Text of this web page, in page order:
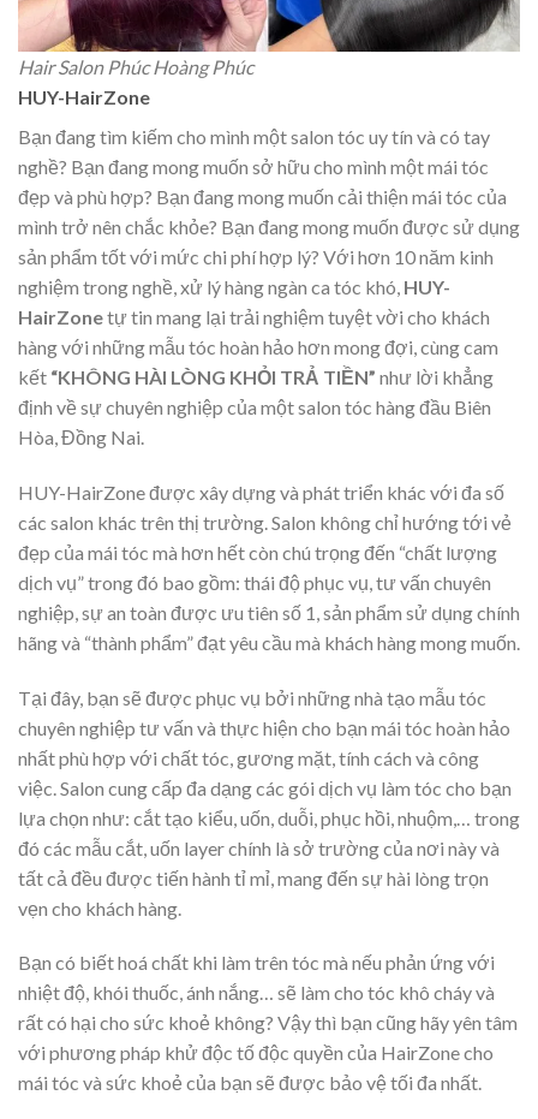
Hair Salon Phúc Hoàng Phúc
HUY-HairZone
Bạn đang tìm kiếm cho mình một salon tóc uy tín và có tay
nghề? Bạn đang mong muốn sở hữu cho mình một mái tóc
đẹp và phù hợp? Bạn đang mong muốn cải thiện mái tóc của
mình trở nên chắc khỏe? Bạn đang mong muốn được sử dụng
sản phẩm tốt với mức chi phí hợp lý? Với hơn 10 năm kinh
nghiệm trong nghề, xử lý hàng ngàn ca tóc khó, HUY-
HairZonetự tin mang lại trải nghiệm tuyệt vời cho khách
hàng với những mẫu tóc hoàn hảo hơn mong đợi, cùng cam
kết “KHÔNG HÀI LÒNG KHỎI TRẢ TIỀN” như lời khẳng
định về sự chuyên nghiệp của một salon tóc hàng đầu Biên
Hòa, Đồng Nai.
HUY-HairZone được xây dựng và phát triển khác với đa số
các salon khác trên thị trường. Salon không chỉ hướng tới vẻ
đẹp của mái tóc mà hơn hết còn chú trọng đến “chất lượng
dịch vụ” trong đó bao gồm: thái độ phục vụ, tư vấn chuyên
nghiệp, sự an toàn được ưu tiên số 1, sản phẩm sử dụng chính
hãng và “thành phẩm” đạt yêu cầu mà khách hàng mong muốn.
Tại đây, bạn sẽ được phục vụ bởi những nhà tạo mẫu tóc
chuyên nghiệp tư vấn và thực hiện cho bạn mái tóc hoàn hảo
nhất phù hợp với chất tóc, gương mặt, tính cách và công
việc. Salon cung cấp đa dạng các gói dịch vụ làm tóc cho bạn
lựa chọn như: cắt tạo kiểu, uốn, duỗi, phục hồi, nhuộm,… trong
đó các mẫu cắt, uốn layer chính là sở trường của nơi này và
tất cả đều được tiến hành tỉ mỉ, mang đến sự hài lòng trọn
vẹn cho khách hàng.
Bạn có biết hoá chất khi làm trên tóc mà nếu phản ứng với
nhiệt độ, khói thuốc, ánh nắng… sẽ làm cho tóc khô cháy và
rất có hại cho sức khoẻ không? Vậy thì bạn cũng hãy yên tâm
với phương pháp khử độc tố độc quyền của HairZone cho
mái tóc và sức khoẻ của bạn sẽ được bảo vệ tối đa nhất.